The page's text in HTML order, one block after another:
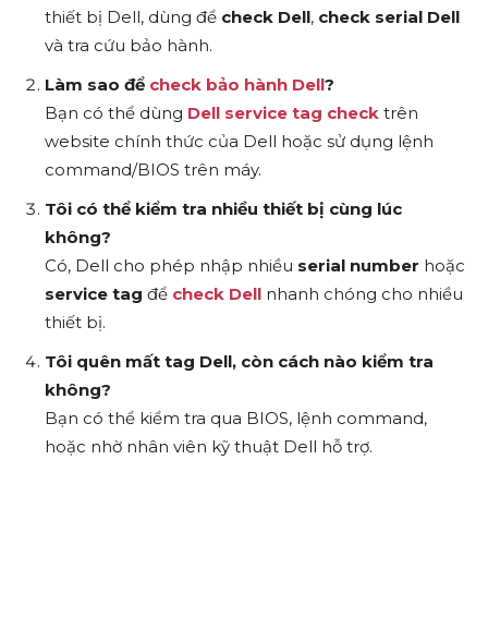
thiết bị Dell, dùng để check Dell, check serial Dell
và tra cứu bảo hành.
Làm sao để check bảo hành Dell?
Bạn có thể dùng Dell service tag check trên
website chính thức của Dell hoặc sử dụng lệnh
command/BIOS trên máy.
Tôi có thể kiểm tra nhiều thiết bị cùng lúc
không?
Có, Dell cho phép nhập nhiều serial number hoặc
service tag để check Dell nhanh chóng cho nhiều
thiết bị.
Tôi quên mất tag Dell, còn cách nào kiểm tra
không?
Bạn có thể kiểm tra qua BIOS, lệnh command,
hoặc nhờ nhân viên kỹ thuật Dell hỗ trợ.